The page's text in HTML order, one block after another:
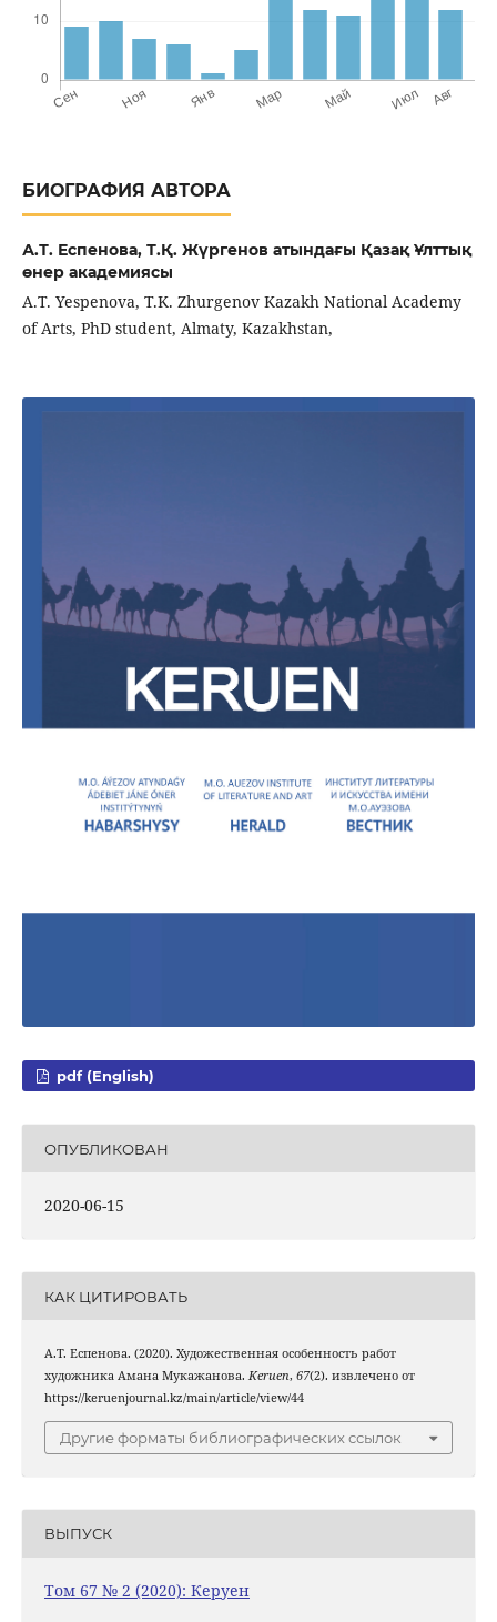
БИОГРАФИЯ АВТОРА
А.Т. Еспенова, Т.Қ. Жүргенов атындағы Қазақ Ұлттық
өнер академиясы
A.T. Yespenova, T.K. Zhurgenov Kazakh National Academy
of Arts, PhD student, Almaty, Kazakhstan,
pdf (English)
ОПУБЛИКОВАН
2020-06-15
КАК ЦИТИРОВАТЬ
А.Т. Еспенова. (2020). Художественная особенность работ
художника Амана Мукажанова. Keruen, 67(2). извлечено от
https://keruenjournal.kz/main/article/view/44
Другие форматы библиографических ссылок
ВЫПУСК
Том 67 № 2 (2020): Керуен